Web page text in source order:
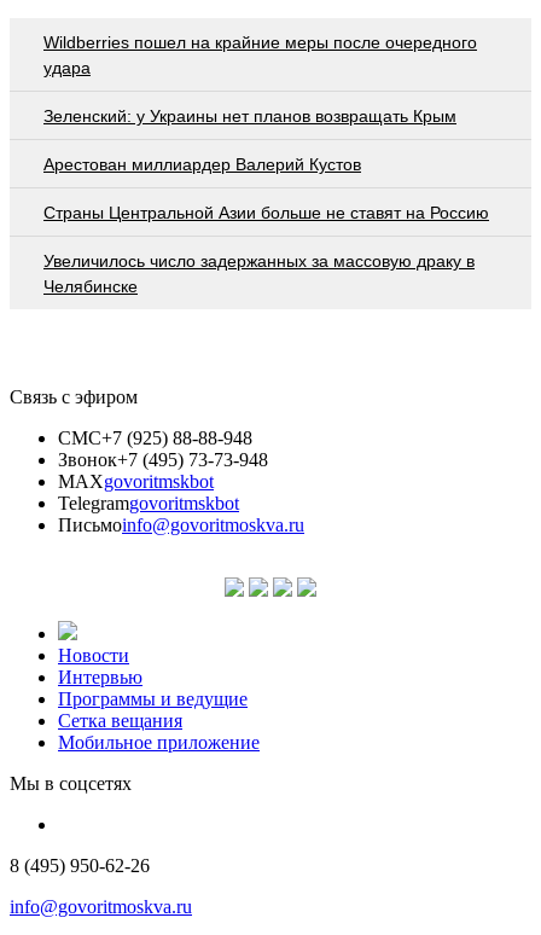
Wildberries пошел на крайние меры после очередного
удара
Зеленский: у Украины нет планов возвращать Крым
Арестован миллиардер Валерий Кустов
Страны Центральной Азии больше не ставят на Россию
Увеличилось число задержанных за массовую драку в
Челябинске
Связь с эфиром
СМС+7 (925) 88-88-948
Звонок+7 (495) 73-73-948
MAXgovoritmskbot
Telegramgovoritmskbot
Письмоinfo@govoritmoskva.ru
Новости
Интервью
Программы и ведущие
Сетка вещания
Мобильное приложение
Мы в соцсетях
8 (495) 950-62-26
info@govoritmoskva.ru